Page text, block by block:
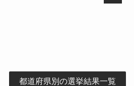
都道府県別の選挙結果一覧